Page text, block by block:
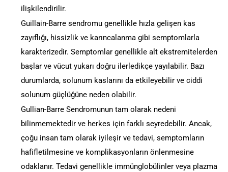
ilişkilendirilir.
Guillain-Barre sendromu genellikle hızla gelişen kas
zayıflığı, hissizlik ve karıncalanma gibi semptomlarla
karakterizedir. Semptomlar genellikle alt ekstremitelerden
başlar ve vücut yukarı doğru ilerledikçe yayılabilir. Bazı
durumlarda, solunum kaslarını da etkileyebilir ve ciddi
solunum güçlüğüne neden olabilir.
Gullian-Barre Sendromunun tam olarak nedeni
bilinmemektedir ve herkes için farklı seyredebilir. Ancak,
çoğu insan tam olarak iyileşir ve tedavi, semptomların
hafifletilmesine ve komplikasyonların önlenmesine
odaklanır. Tedavi genellikle immünglobülinler veya plazma